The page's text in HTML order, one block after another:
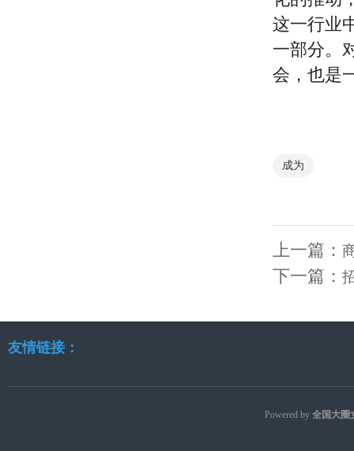
这一行业
一部分。
会，也是
成为
上一篇：
下一篇：
友情链接：
Powered by 全国大圈